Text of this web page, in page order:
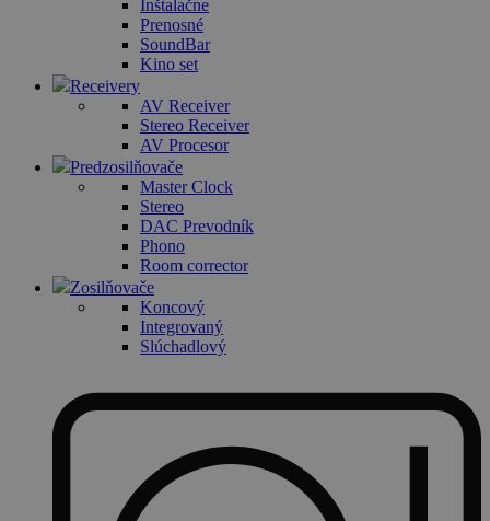
Inštalačne
Prenosné
SoundBar
Kino set
Receivery
AV Receiver
Stereo Receiver
AV Procesor
Predzosilňovače
Master Clock
Stereo
DAC Prevodník
Phono
Room corrector
Zosilňovače
Koncový
Integrovaný
Slúchadlový